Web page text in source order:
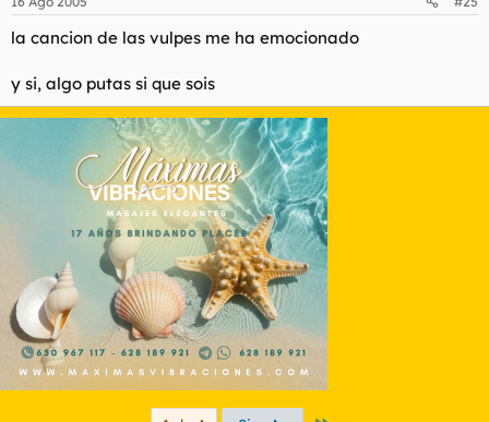
la cancion de las vulpes me ha emocionado
y si, algo putas si que sois